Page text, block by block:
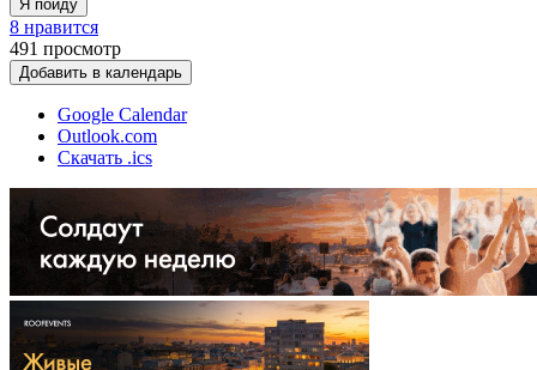
Я пойду
8 нравится
491 просмотр
Добавить в календарь
Google Calendar
Outlook.com
Скачать .ics